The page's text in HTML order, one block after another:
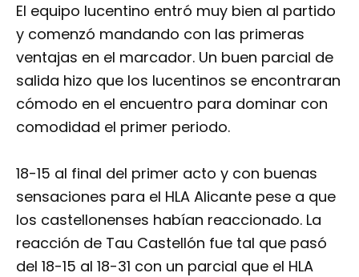
El equipo lucentino entró muy bien al partido
y comenzó mandando con las primeras
ventajas en el marcador. Un buen parcial de
salida hizo que los lucentinos se encontraran
cómodo en el encuentro para dominar con
comodidad el primer periodo.
18-15 al final del primer acto y con buenas
sensaciones para el HLA Alicante pese a que
los castellonenses habían reaccionado. La
reacción de Tau Castellón fue tal que pasó
del 18-15 al 18-31 con un parcial que el HLA